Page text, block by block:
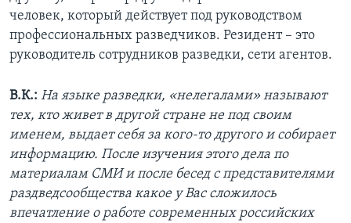
человек, который действует под руководством
профессиональных разведчиков. Резидент – это
руководитель сотрудников разведки, сети агентов.
В.К.: На языке разведки, «нелегалами» называют
тех, кто живет в другой стране не под своим
именем, выдает себя за кого-то другого и собирает
информацию. После изучения этого дела по
материалам СМИ и после бесед с представителями
раздведсообщества какое у Вас сложилось
впечатление о работе современных российских